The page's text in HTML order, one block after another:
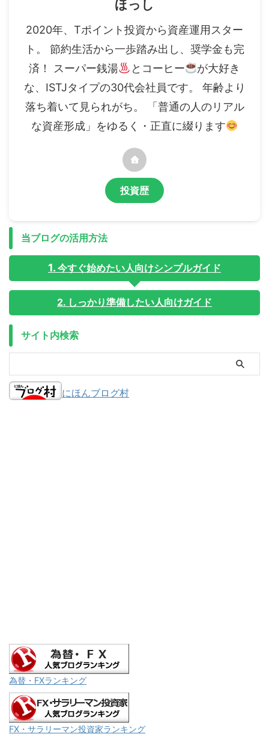
ほっし
2020年、Tポイント投資から資産運用スター
ト。 節約生活から一歩踏み出し、奨学金も完
済！ スーパー銭湯
とコーヒー
が大好き
な、ISTJタイプの30代会社員です。 年齢より
落ち着いて見られがち。 「普通の人のリアル
な資産形成」をゆるく・正直に綴ります
投資歴
当ブログの活用方法
今すぐ始めたい人向けシンプルガイド
2. しっかり準備したい人向けガイド
サイト内検索
にほんブログ村
為替・FXランキング
FX・サラリーマン投資家ランキング